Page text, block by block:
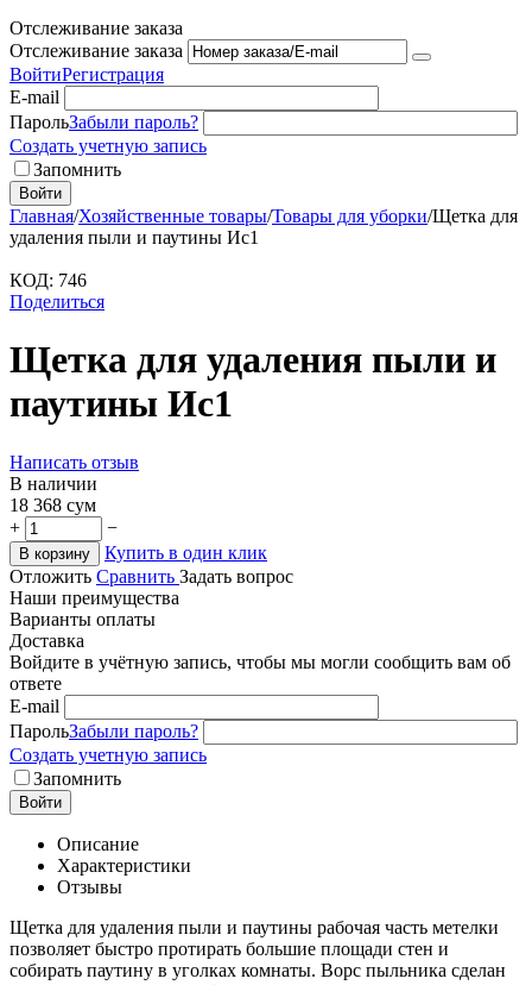
Отслеживание заказа
Отслеживание заказа
ВойтиРегистрация
E-mail
ПарольЗабыли пароль?
Создать учетную запись
Запомнить
Войти
Главная/Хозяйственные товары/Товары для уборки/Щетка для
удаления пыли и паутины Ис1
КОД: 746
Поделиться
Щетка для удаления пыли и
паутины Ис1
Написать отзыв
В наличии
18 368 сум
+
−
В корзину
Купить в один клик
Отложить Сравнить Задать вопрос
Наши преимущества
Варианты оплаты
Доставка
Войдите в учётную запись, чтобы мы могли сообщить вам об
ответе
E-mail
ПарольЗабыли пароль?
Создать учетную запись
Запомнить
Войти
Описание
Характеристики
Отзывы
Щетка для удаления пыли и паутины рабочая часть метелки
позволяет быстро протирать большие площади стен и
собирать паутину в уголках комнаты. Ворс пыльника сделан